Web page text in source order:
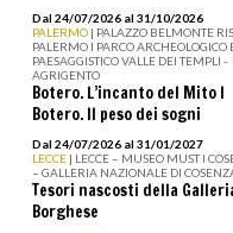
Dal 24/07/2026 al 31/10/2026
PALERMO | PALAZZO BELMONTE
PALERMO I PARCO ARCHEOLOGICO
PAESAGGISTICO VALLE DEI TEMPLI -
AGRIGENTO
Botero. L’incanto del Mito I
Botero. Il peso dei sogni
Dal 24/07/2026 al 31/01/2027
LECCE | LECCE – MUSEO MUST I
– GALLERIA NAZIONALE DI
Tesori nascosti della
Borghese